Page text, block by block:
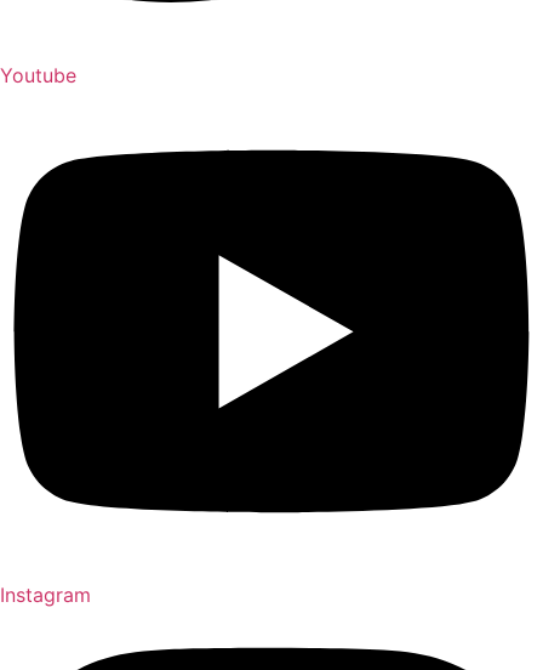
Youtube
Instagram